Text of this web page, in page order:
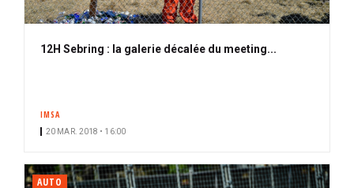
12H Sebring : la galerie décalée du meeting...
IMSA
20 MAR. 2018 • 16:00
AUTO